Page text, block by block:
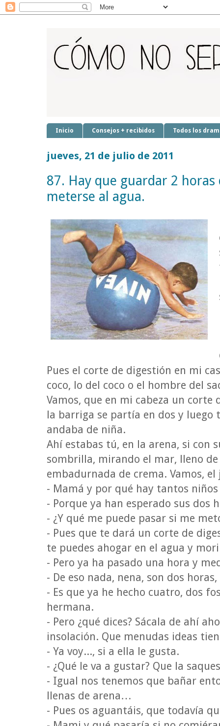
Inicio Consejos + recibidos Todos los
jueves, 21 de julio de 2011
87. Hay que guardar 2
meterse al agua.
Pues el corte de digestión en mi
coco, lo del coco o el hombre del
Vamos, que en mi cabeza un corte
la barriga se partía en dos y
andaba de niña.
Ahí estabas tú, en la arena, si con
sombrilla, mirando el mar, lleno
embadurnada de crema. Vamos,
- Mamá y por qué hay tantos niños
- Porque ya han esperado sus dos
- ¿Y qué me puede pasar si me
- Pues que te dará un corte de
te puedes ahogar en el agua y
- Pero ya ha pasado una hora y
- De eso nada, nena, son dos
- Es que ya he hecho cuatro, dos
hermana.
- Pero ¿qué dices? Sácala de ahí
insolación. Que menudas ideas
- Ya voy..., si a ella le gusta.
- ¿Qué le va a gustar? Que la
- Igual nos tenemos que bañar
llenas de arena…
- Pues os aguantáis, que todavía